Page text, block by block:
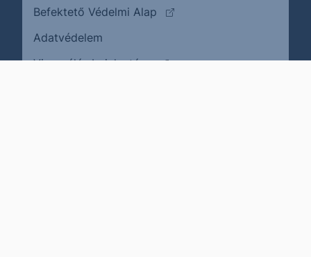
Befektető Védelmi Alap
(külső oldalra ugrik)
Adatvédelem
Visszaélés bejelentése(külső oldalra ugrik)